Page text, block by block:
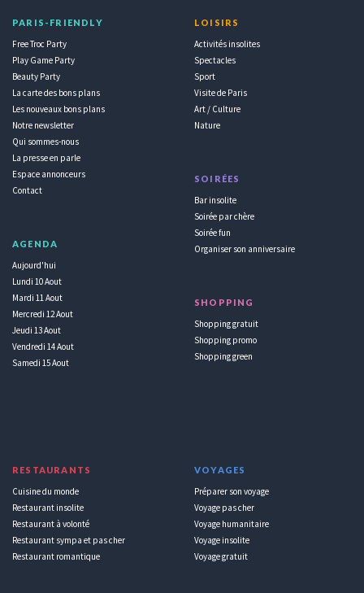
PARIS-FRIENDLY
Free Troc Party
Play Game Party
Beauty Party
La carte des bons plans
Les nouveaux bons plans
Notre newsletter
Qui sommes-nous
La presse en parle
Espace annonceurs
Contact
AGENDA
Aujourd'hui
Lundi 10 Aout
Mardi 11 Aout
Mercredi 12 Aout
Jeudi 13 Aout
Vendredi 14 Aout
Samedi 15 Aout
LOISIRS
Activités insolites
Spectacles
Sport
Visite de Paris
Art / Culture
Nature
SOIRÉES
Bar insolite
Soirée par chère
Soirée fun
Organiser son anniversaire
SHOPPING
Shopping gratuit
Shopping promo
Shopping green
RESTAURANTS
Cuisine du monde
Restaurant insolite
Restaurant à volonté
Restaurant sympa et pas cher
Restaurant romantique
VOYAGES
Préparer son voyage
Voyage pas cher
Voyage humanitaire
Voyage insolite
Voyage gratuit